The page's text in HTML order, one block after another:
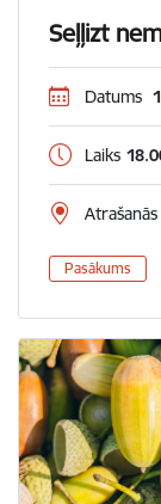
Seļļizt
Datums
Laiks
Pasākums